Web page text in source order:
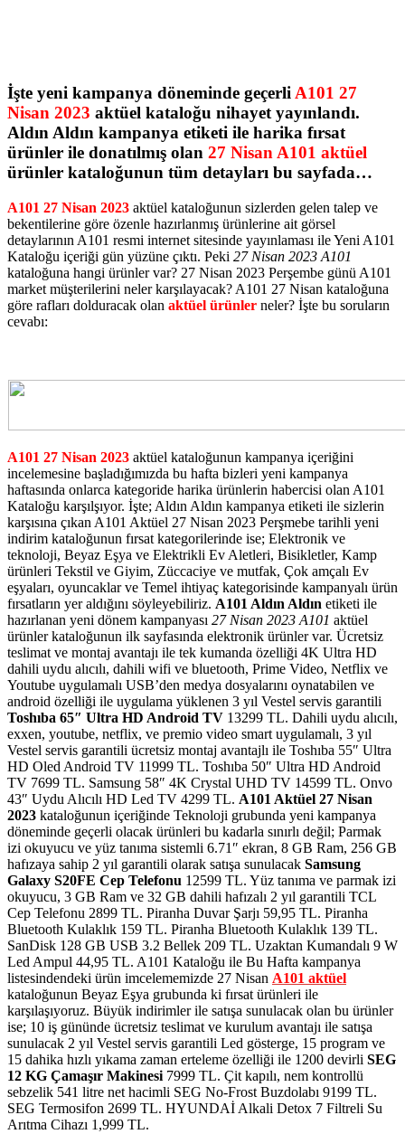
İşte yeni kampanya döneminde geçerliA101 27
Nisan 2023 aktüel kataloğu nihayet yayınlandı.
Aldın Aldın kampanya etiketi ile harika fırsat
ürünler ile donatılmış olan 27 Nisan A101 aktüel
ürünler kataloğunun tüm detayları bu sayfada…
A101 27 Nisan 2023 aktüel kataloğunun sizlerden gelen talep ve
bekentilerine göre özenle hazırlanmış ürünlerine ait görsel
detaylarının A101 resmi internet sitesinde yayınlaması ile Yeni A101
Kataloğu içeriği gün yüzüne çıktı. Peki 27 Nisan 2023 A101
kataloğuna hangi ürünler var? 27 Nisan 2023 Perşembe günü A101
market müşterilerini neler karşılayacak? A101 27 Nisan kataloğuna
göre rafları dolduracak olan aktüel ürünler neler? İşte bu soruların
cevabı:
A101 27 Nisan 2023 aktüel kataloğunun kampanya içeriğini
incelemesine başladığımızda bu hafta bizleri yeni kampanya
haftasında onlarca kategoride harika ürünlerin habercisi olan A101
Kataloğu karşılşıyor. İşte; Aldın Aldın kampanya etiketi ile sizlerin
karşısına çıkan A101 Aktüel 27 Nisan 2023 Perşmebe tarihli yeni
indirim kataloğunun fırsat kategorilerinde ise; Elektronik ve
teknoloji, Beyaz Eşya ve Elektrikli Ev Aletleri, Bisikletler, Kamp
ürünleri Tekstil ve Giyim, Züccaciye ve mutfak, Çok amçalı Ev
eşyaları, oyuncaklar ve Temel ihtiyaç kategorisinde kampanyalı ürün
fırsatların yer aldığını söyleyebiliriz. A101 Aldın Aldın etiketi ile
hazırlanan yeni dönem kampanyası 27 Nisan 2023 A101 aktüel
ürünler kataloğunun ilk sayfasında elektronik ürünler var. Ücretsiz
teslimat ve montaj avantajı ile tek kumanda özelliği 4K Ultra HD
dahili uydu alıcılı, dahili wifi ve bluetooth, Prime Video, Netflix ve
Youtube uygulamalı USB’den medya dosyalarını oynatabilen ve
android özelliği ile uygulama yüklenen 3 yıl Vestel servis garantili
Toshıba 65″ Ultra HD Android TV 13299 TL. Dahili uydu alıcılı,
exxen, youtube, netflix, ve premio video smart uygulamalı, 3 yıl
Vestel servis garantili ücretsiz montaj avantajlı ile Toshıba 55″ Ultra
HD Oled Android TV 11999 TL. Toshıba 50″ Ultra HD Android
TV 7699 TL. Samsung 58″ 4K Crystal UHD TV 14599 TL. Onvo
43″ Uydu Alıcılı HD Led TV 4299 TL. A101 Aktüel 27 Nisan
2023 kataloğunun içeriğinde Teknoloji grubunda yeni kampanya
döneminde geçerli olacak ürünleri bu kadarla sınırlı değil; Parmak
izi okuyucu ve yüz tanıma sistemli 6.71″ ekran, 8 GB Ram, 256 GB
hafızaya sahip 2 yıl garantili olarak satışa sunulacak Samsung
Galaxy S20FE Cep Telefonu 12599 TL. Yüz tanıma ve parmak izi
okuyucu, 3 GB Ram ve 32 GB dahili hafızalı 2 yıl garantili TCL
Cep Telefonu 2899 TL. Piranha Duvar Şarjı 59,95 TL. Piranha
Bluetooth Kulaklık 159 TL. Piranha Bluetooth Kulaklık 139 TL.
SanDisk 128 GB USB 3.2 Bellek 209 TL. Uzaktan Kumandalı 9 W
Led Ampul 44,95 TL. A101 Kataloğu ile Bu Hafta kampanya
listesindendeki ürün imcelememizde 27 Nisan A101 aktüel
kataloğunun Beyaz Eşya grubunda ki fırsat ürünleri ile
karşılaşıyoruz. Büyük indirimler ile satışa sunulacak olan bu ürünler
ise; 10 iş gününde ücretsiz teslimat ve kurulum avantajı ile satışa
sunulacak 2 yıl Vestel servis garantili Led gösterge, 15 program ve
15 dahika hızlı yıkama zaman erteleme özelliği ile 1200 devirli SEG
12 KG Çamaşır Makinesi 7999 TL. Çit kapılı, nem kontrollü
sebzelik 541 litre net hacimli SEG No-Frost Buzdolabı 9199 TL.
SEG Termosifon 2699 TL. HYUNDAİ Alkali Detox 7 Filtreli Su
Arıtma Cihazı 1,999 TL.